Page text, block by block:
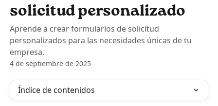
solicitud personalizado
Aprende a crear formularios de solicitud
personalizados para las necesidades únicas de tu
empresa.
4 de septiembre de 2025
Índice de contenidos